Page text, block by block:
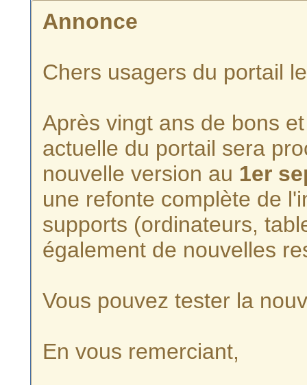
Annonce
Chers usagers du portail
Après vingt ans de bons
actuelle du portail sera
nouvelle version au 1er
une refonte complète de
supports (ordinateurs,
également de nouvelles
Vous pouvez tester la
En vous remerciant,